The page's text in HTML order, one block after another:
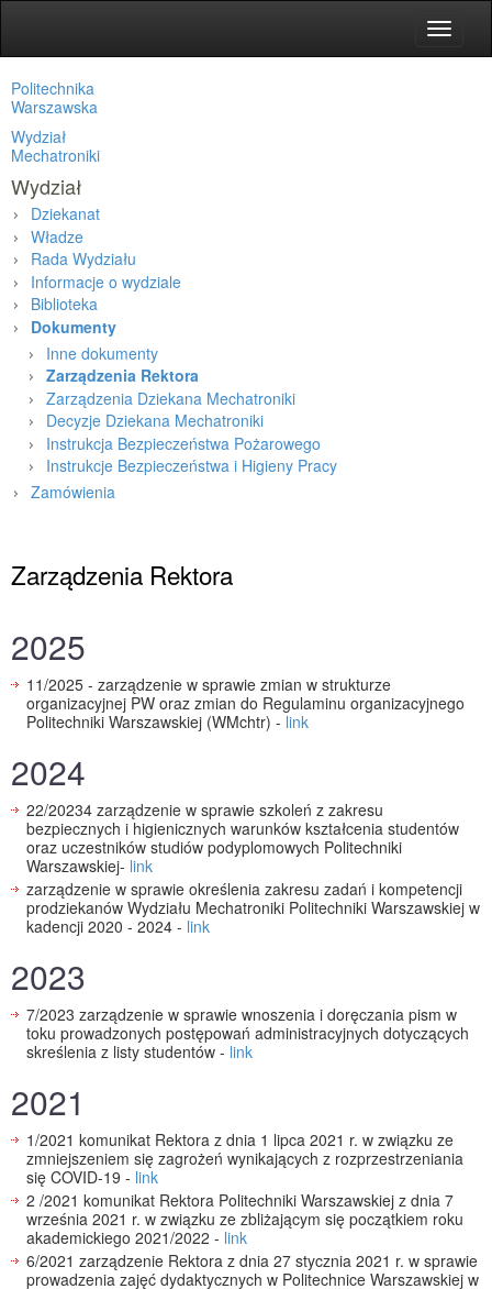
Toggle
Politechnika
Warszawska
Wydział
Mechatroniki
Wydział
Dziekanat
Władze
Rada Wydziału
Informacje o wydziale
Biblioteka
Dokumenty
Inne dokumenty
Zarządzenia Rektora
Zarządzenia Dziekana Mechatroniki
Decyzje Dziekana Mechatroniki
Instrukcja Bezpieczeństwa Pożarowego
Instrukcje Bezpieczeństwa i Higieny Pracy
Zamówienia
Zarządzenia Rektora
2025
11/2025 - zarządzenie w sprawie zmian w strukturze
organizacyjnej PW oraz zmian do Regulaminu organizacyjnego
Politechniki Warszawskiej (WMchtr) - link
2024
22/20234 zarządzenie w sprawie szkoleń z zakresu
bezpiecznych i higienicznych warunków kształcenia studentów
oraz uczestników studiów podyplomowych Politechniki
Warszawskiej- link
zarządzenie w sprawie określenia zakresu zadań i kompetencji
prodziekanów Wydziału Mechatroniki Politechniki Warszawskiej w
kadencji 2020 - 2024 - link
2023
7/2023 zarządzenie w sprawie wnoszenia i doręczania pism w
toku prowadzonych postępowań administracyjnych dotyczących
skreślenia z listy studentów - link
2021
1/2021 komunikat Rektora z dnia 1 lipca 2021 r. w związku ze
zmniejszeniem się zagrożeń wynikających z rozprzestrzeniania
się COVID-19 - link
2 /2021 komunikat Rektora Politechniki Warszawskiej z dnia 7
września 2021 r. w związku ze zbliżającym się początkiem roku
akademickiego 2021/2022 - link
6/2021 zarządzenie Rektora z dnia 27 stycznia 2021 r. w sprawie
prowadzenia zajęć dydaktycznych w Politechnice Warszawskiej w